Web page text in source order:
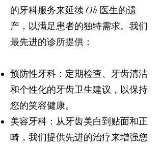
的牙科服务来延续 Oh 医生的遗
产，以满足患者的独特需求。我们
最先进的诊所提供：
预防性牙科：定期检查、牙齿清洁
和个性化的牙齿卫生建议，以保持
您的笑容健康。
美容牙科：从牙齿美白到贴面和正
畸，我们提供先进的治疗来增强您